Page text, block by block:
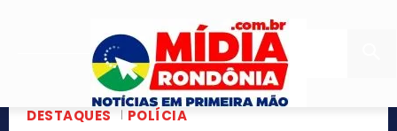
DESTAQUES POLÍCIA